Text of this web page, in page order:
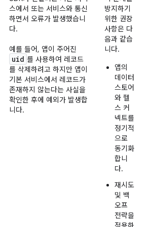
스에서 또는 서비스와 통신
하면서 오류가 발생했습니
다.
예를 들어, 앱이 주어진
uid 를 사용하여 레코드
를 삭제하려고 하지만 앱이
기본 서비스에서 레코드가
존재하지 않는다는 사실을
확인한 후에 예외가 발생합
니다.
방지하기
위한 권장
사항은 다
음과 같습
니다.
앱의
데이터
스토어
와 헬
스 커
넥트를
정기적
으로
동기화
합니
다.
재시도
및 백
오프
전략을